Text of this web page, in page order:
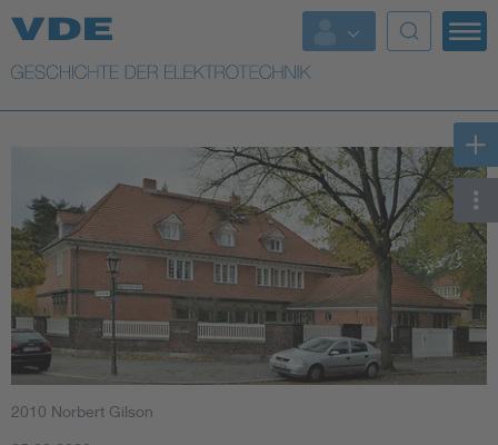
Top Themen
Weitere Themen
2010 Norbert Gilson